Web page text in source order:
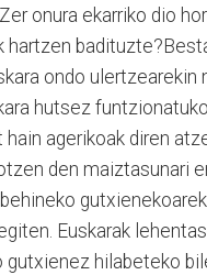
onura ekarriko dio
hartzen
ondo ulertzearekin
hutsez
agerikoak diren
den maiztasunari
Euskarak
gutxienez hilabeteko